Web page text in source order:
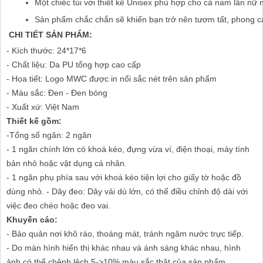
Một chiếc túi với thiết kế Unisex phù hợp cho cả nam lẫn
Sản phẩm chắc chắn sẽ khiến bạn trở nên tươm tất, phong
CHI TIẾT SẢN PHẨM:
- Kích thước: 24*17*6
- Chất liệu: Da PU tổng hợp cao cấp
- Họa tiết: Logo MWC được in nổi sắc nét trên sản phẩm
- Màu sắc: Đen - Đen bóng
- Xuất xứ: Việt Nam
Thiết kế gồm:
-Tổng số ngăn: 2 ngăn
- 1 ngăn chính lớn có khoá kéo, đựng vừa ví, điện thoại, máy tính
bản nhỏ hoặc vật dụng cá nhân.
- 1 ngăn phụ phía sau với khoá kéo tiện lợi cho giấy tờ hoặc đồ
dùng nhỏ. - Dây đeo: Dây vải dù lớn, có thể điều chỉnh độ dài với
việc đeo chéo hoặc đeo vai.
Khuyến cáo:
- Bảo quản nơi khô ráo, thoáng mát, tránh ngâm nước trực tiếp.
- Do màn hình hiển thị khác nhau và ánh sáng khác nhau, hình